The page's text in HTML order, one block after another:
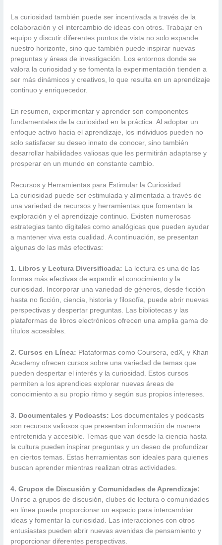
La curiosidad también puede ser incentivada a través de la
colaboración y el intercambio de ideas con otros. Trabajar en
equipo y discutir diferentes puntos de vista no solo expande
nuestro horizonte, sino que también puede inspirar nuevas
preguntas y áreas de investigación. Los entornos donde se
valora la curiosidad y se fomenta la experimentación tienden a
ser más dinámicos y creativos, lo que resulta en un aprendizaje
continuo y enriquecedor.
En resumen, experimentar y aprender son componentes
fundamentales de la curiosidad en la práctica. Al adoptar un
enfoque activo hacia el aprendizaje, los individuos pueden no
solo satisfacer su deseo innato de conocer, sino también
desarrollar habilidades valiosas que les permitirán adaptarse y
prosperar en un mundo en constante cambio.
Recursos y Herramientas para Estimular la Curiosidad
La curiosidad puede ser estimulada y alimentada a través de
una variedad de recursos y herramientas que fomentan la
exploración y el aprendizaje continuo. Existen numerosas
estrategias tanto digitales como analógicas que pueden ayudar
a mantener viva esta cualidad. A continuación, se presentan
algunas de las más efectivas:
1. Libros y Lectura Diversificada: La lectura es una de las
formas más efectivas de expandir el conocimiento y la
curiosidad. Incorporar una variedad de géneros, desde ficción
hasta no ficción, ciencia, historia y filosofía, puede abrir nuevas
perspectivas y despertar preguntas. Las bibliotecas y las
plataformas de libros electrónicos ofrecen una amplia gama de
títulos accesibles.
2. Cursos en Línea: Plataformas como Coursera, edX, y Khan
Academy ofrecen cursos sobre una variedad de temas que
pueden despertar el interés y la curiosidad. Estos cursos
permiten a los aprendices explorar nuevas áreas de
conocimiento a su propio ritmo y según sus propios intereses.
3. Documentales y Podcasts: Los documentales y podcasts
son recursos valiosos que presentan información de manera
entretenida y accesible. Temas que van desde la ciencia hasta
la cultura pueden inspirar preguntas y un deseo de profundizar
en ciertos temas. Estas herramientas son ideales para quienes
buscan aprender mientras realizan otras actividades.
4. Grupos de Discusión y Comunidades de Aprendizaje:
Unirse a grupos de discusión, clubes de lectura o comunidades
en línea puede proporcionar un espacio para intercambiar
ideas y fomentar la curiosidad. Las interacciones con otros
entusiastas pueden abrir nuevas avenidas de pensamiento y
proporcionar diferentes perspectivas.